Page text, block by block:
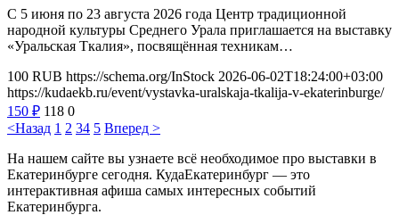
С 5 июня по 23 августа 2026 года Центр традиционной
народной культуры Среднего Урала приглашается на выставку
«Уральская Ткалия», посвящённая техникам…
100 RUB https://schema.org/InStock 2026-06-02T18:24:00+03:00
https://kudaekb.ru/event/vystavka-uralskaja-tkalija-v-ekaterinburge/
150 ₽ 118 0
<Назад 1 2 34 5 Вперед >
На нашем сайте вы узнаете всё необходимое про выставки в
Екатеринбурге сегодня. КудаЕкатеринбург — это
интерактивная афиша самых интересных событий
Екатеринбурга.